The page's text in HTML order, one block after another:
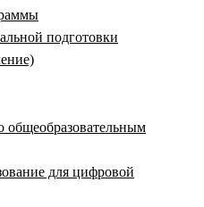
подготовки
общеобразовательным
для цифровой